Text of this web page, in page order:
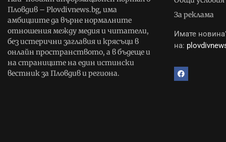
Пловдив – Plovdivnews.bg, има
амбициите да върне нормалните
отношения между медия и читатели,
без истерични заглавия и крясъци в
онлайн пространството, а в бъдеще и
на страниците на един истински
вестник за Пловдив и региона.
За реклама
Имате
на: